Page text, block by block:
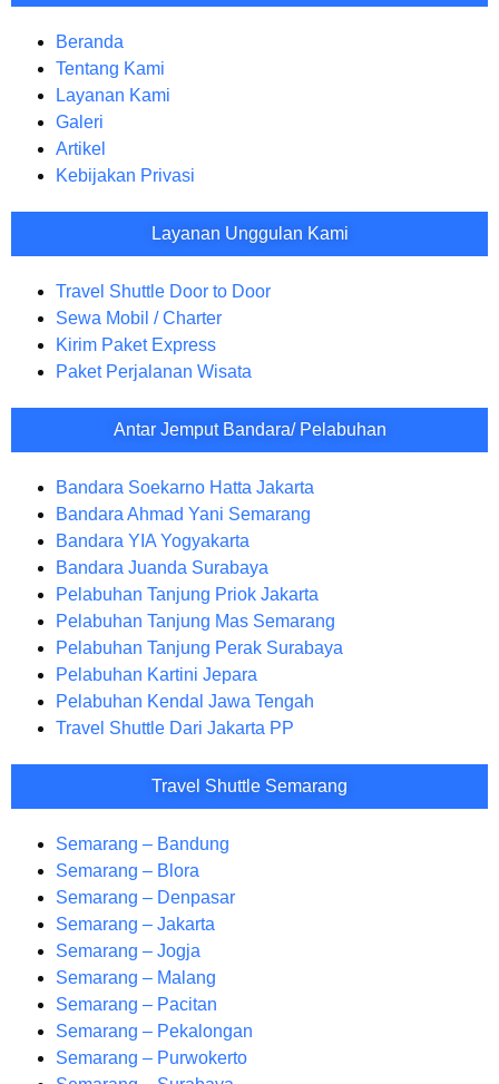
Beranda
Tentang Kami
Layanan Kami
Galeri
Artikel
Kebijakan Privasi
Layanan Unggulan Kami
Travel Shuttle Door to Door
Sewa Mobil / Charter
Kirim Paket Express
Paket Perjalanan Wisata
Antar Jemput Bandara/ Pelabuhan
Bandara Soekarno Hatta Jakarta
Bandara Ahmad Yani Semarang
Bandara YIA Yogyakarta
Bandara Juanda Surabaya
Pelabuhan Tanjung Priok Jakarta
Pelabuhan Tanjung Mas Semarang
Pelabuhan Tanjung Perak Surabaya
Pelabuhan Kartini Jepara
Pelabuhan Kendal Jawa Tengah
Travel Shuttle Dari Jakarta PP
Travel Shuttle Semarang
Semarang – Bandung
Semarang – Blora
Semarang – Denpasar
Semarang – Jakarta
Semarang – Jogja
Semarang – Malang
Semarang – Pacitan
Semarang – Pekalongan
Semarang – Purwokerto